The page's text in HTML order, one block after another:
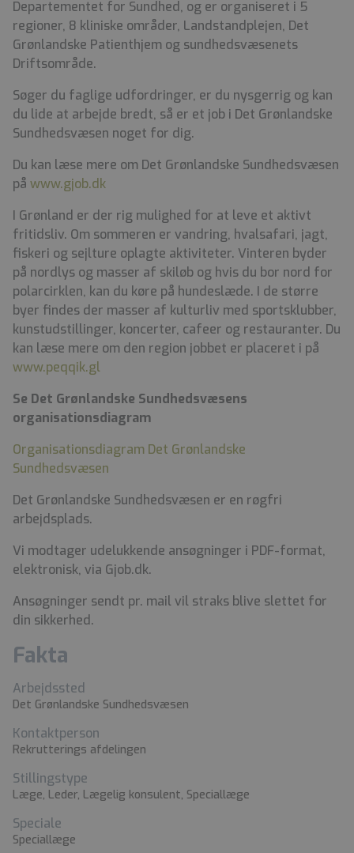
Departementet for Sundhed, og er organiseret i 5
regioner, 8 kliniske områder, Landstandplejen, Det
Grønlandske Patienthjem og sundhedsvæsenets
Driftsområde.
Søger du faglige udfordringer, er du nysgerrig og kan
du lide at arbejde bredt, så er et job i Det Grønlandske
Sundhedsvæsen noget for dig.
Du kan læse mere om Det Grønlandske Sundhedsvæsen
på www.gjob.dk
I Grønland er der rig mulighed for at leve et aktivt
fritidsliv. Om sommeren er vandring, hvalsafari, jagt,
fiskeri og sejlture oplagte aktiviteter. Vinteren byder
på nordlys og masser af skiløb og hvis du bor nord for
polarcirklen, kan du køre på hundeslæde. I de større
byer findes der masser af kulturliv med sportsklubber,
kunstudstillinger, koncerter, cafeer og restauranter. Du
kan læse mere om den region jobbet er placeret i på
www.peqqik.gl
Se Det Grønlandske Sundhedsvæsens
organisationsdiagram
Organisationsdiagram Det Grønlandske
Sundhedsvæsen
Det Grønlandske Sundhedsvæsen er en røgfri
arbejdsplads.
Vi modtager udelukkende ansøgninger i PDF-format,
elektronisk, via Gjob.dk.
Ansøgninger sendt pr. mail vil straks blive slettet for
din sikkerhed.
Fakta
Arbejdssted
Det Grønlandske Sundhedsvæsen
Kontaktperson
Rekrutterings afdelingen
Stillingstype
Læge, Leder, Lægelig konsulent, Speciallæge
Speciale
Speciallæge